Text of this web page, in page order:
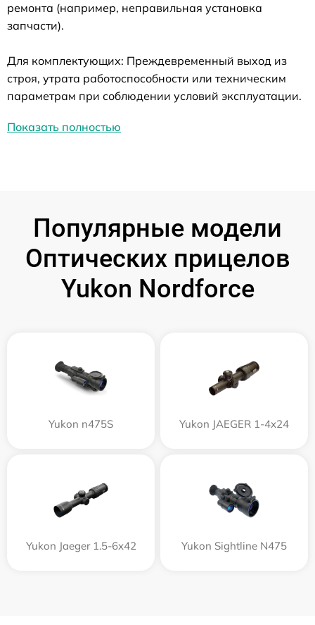
ремонта (например, неправильная установка
запчасти).
Для комплектующих: Преждевременный выход из
строя, утрата работоспособности или техническим
параметрам при соблюдении условий эксплуатации.
Показать полностью
Популярные модели
Оптических прицелов
Yukon Nordforce
Yukon n475S Yukon JAEGER 1-4x24
Yukon Jaeger 1.5-6x42 Yukon Sightline N475